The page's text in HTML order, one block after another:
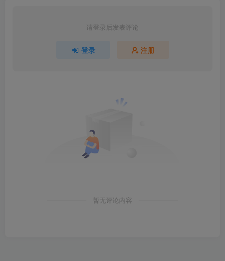
请登录后发表评论
登录 注册
暂无评论内容